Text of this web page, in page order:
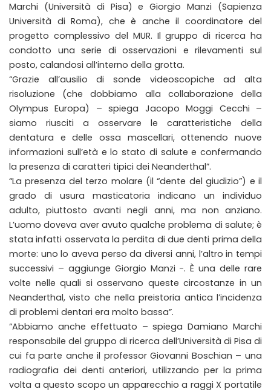
Marchi (Università di Pisa) e Giorgio Manzi (Sapienza
Università di Roma), che è anche il coordinatore del
progetto complessivo del MUR. Il gruppo di ricerca ha
condotto una serie di osservazioni e rilevamenti sul
posto, calandosi all’interno della grotta.
“Grazie all’ausilio di sonde videoscopiche ad alta
risoluzione (che dobbiamo alla collaborazione della
Olympus Europa) – spiega Jacopo Moggi Cecchi –
siamo riusciti a osservare le caratteristiche della
dentatura e delle ossa mascellari, ottenendo nuove
informazioni sull’età e lo stato di salute e confermando
la presenza di caratteri tipici dei Neanderthal”.
“La presenza del terzo molare (il “dente del giudizio”) e il
grado di usura masticatoria indicano un individuo
adulto, piuttosto avanti negli anni, ma non anziano.
L’uomo doveva aver avuto qualche problema di salute; è
stata infatti osservata la perdita di due denti prima della
morte: uno lo aveva perso da diversi anni, l’altro in tempi
successivi – aggiunge Giorgio Manzi -. È una delle rare
volte nelle quali si osservano queste circostanze in un
Neanderthal, visto che nella preistoria antica l’incidenza
di problemi dentari era molto bassa”.
“Abbiamo anche effettuato – spiega Damiano Marchi
responsabile del gruppo di ricerca dell’Università di Pisa di
cui fa parte anche il professor Giovanni Boschian – una
radiografia dei denti anteriori, utilizzando per la prima
volta a questo scopo un apparecchio a raggi X portatile